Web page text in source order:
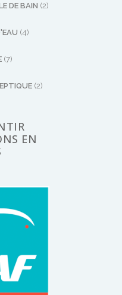
DE BAIN (2)
(4)
(7)
(2)
EN